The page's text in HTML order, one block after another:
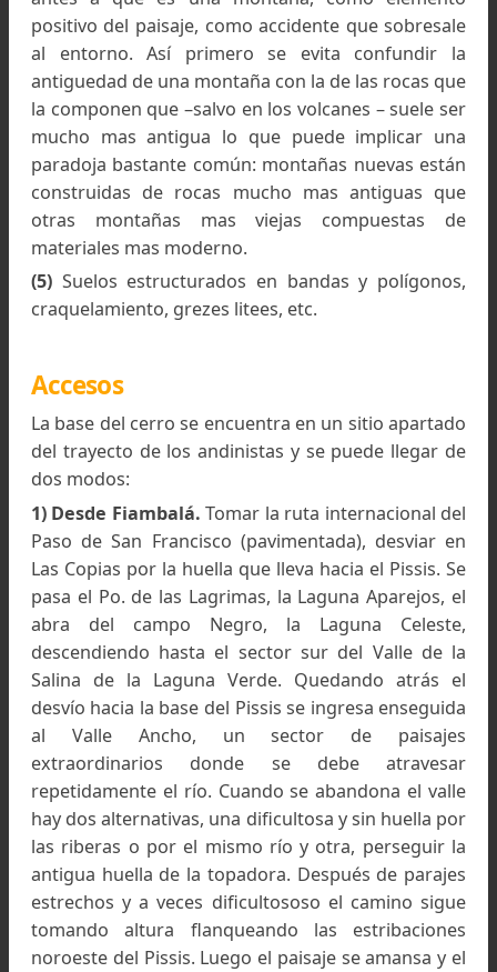
(4) Suele relacionarse la presunta"edad"de
montaña con su aspecto: montañas
son tenidas por antiguas y montañas afiladas
cerros nuevos. Generalmente las cosas no son
Normalmente las formas se deben mucho
clima imperante en los últimos
(especialmente el ultimo) que a esas cuestiones
“edad” .
Esa especulación lleva a tratar de ponerse
acuerdo en que es la
“edad”de una
antes a que es una montaña, como
positivo del paisaje, como accidente que
al entorno. Así primero se evita confundir
antiguedad de una montaña con la de las rocas
la componen que –salvo en los volcanes – suele
mucho mas antigua lo que puede implicar
paradoja bastante común: montañas nuevas